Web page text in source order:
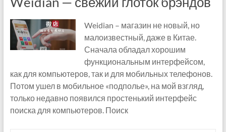
п
о
к
у
п
к
Weidian – магазин не новый, но
малоизвестный, даже в Китае.
Сначала обладал хорошим
функциональным интерфейсом,
как для компьютеров, так и для мобильных телефонов.
Потом ушел в мобильное «подполье», на мой взгляд,
только недавно появился простенький интерфейс
поиска для компьютеров. Поиск